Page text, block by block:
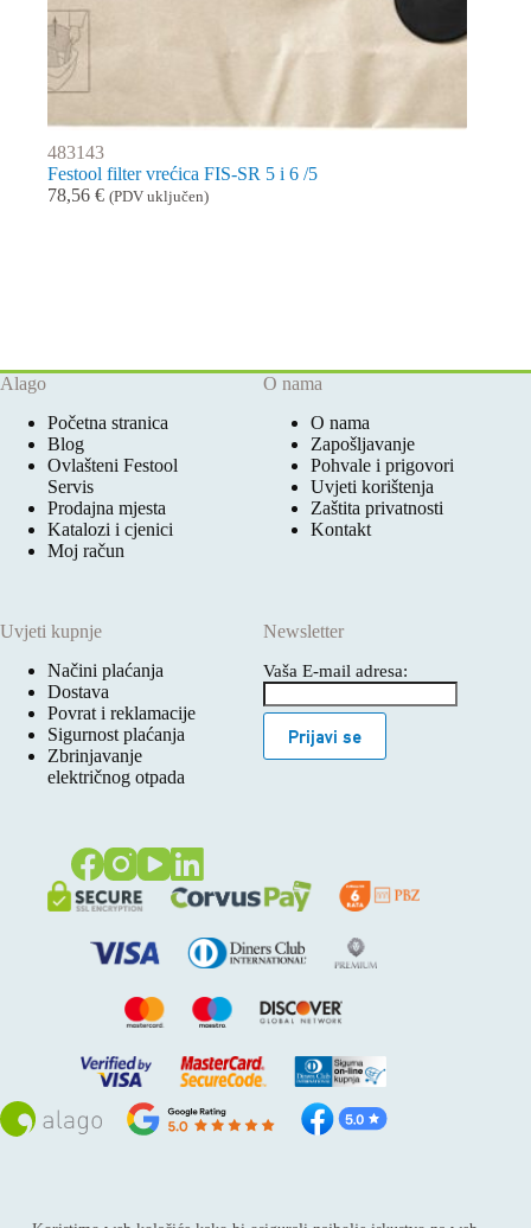
483143
Festool filter vrećica FIS-SR 5 i 6 /5
78,56 € (PDV uključen)
Alago
Početna stranica
Blog
Ovlašteni Festool
Servis
Prodajna mjesta
Katalozi i cjenici
Moj račun
O nama
O nama
Zapošljavanje
Pohvale i prigovori
Uvjeti korištenja
Zaštita privatnosti
Kontakt
Uvjeti kupnje
Načini plaćanja
Dostava
Povrat i reklamacije
Sigurnost plaćanja
Zbrinjavanje
električnog otpada
Newsletter
Vaša E-mail adresa:
Prijavi se
Sva prava pridržana © 2026 Alago